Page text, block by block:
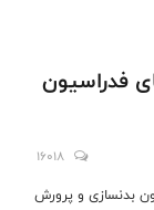
فدراسیون
16018
بدنسازی و پرورش